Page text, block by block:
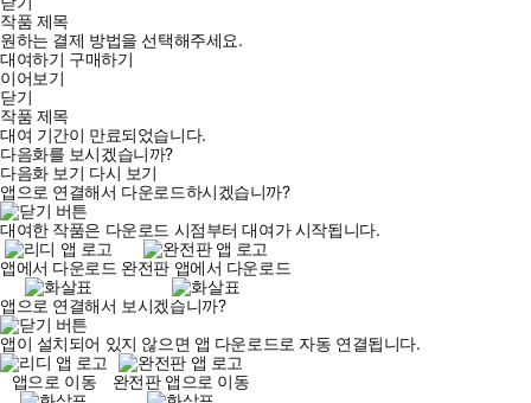
작품 제목
원하는 결제 방법을 선택해주세요.
대여하기 구매하기
이어보기
닫기
작품 제목
대여 기간이 만료되었습니다.
다음화를 보시겠습니까?
다음화 보기 다시 보기
앱으로 연결해서 다운로드하시겠습니까?
대여한 작품은 다운로드 시점부터 대여가 시작됩니다.
앱에서 다운로드 완전판 앱에서 다운로드
앱으로 연결해서 보시겠습니까?
앱이 설치되어 있지 않으면 앱 다운로드로 자동 연결됩니다.
앱으로 이동
완전판 앱으로 이동